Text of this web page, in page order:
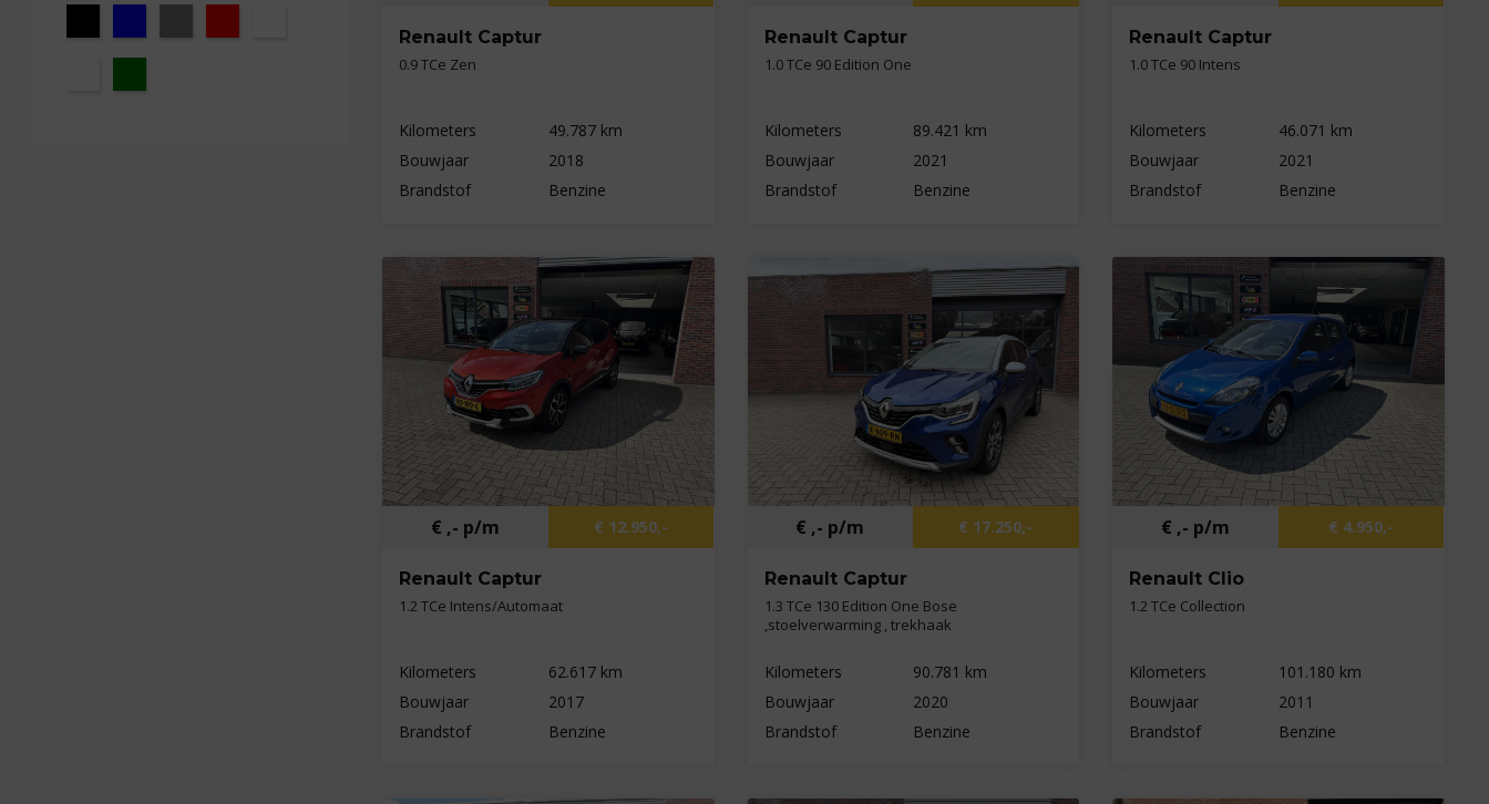
Renault Captur
0.9 TCe Zen
Kilometers
49.787 km
Bouwjaar
2018
Brandstof
Benzine
Renault Captur
1.0 TCe 90 Edition One
Kilometers
89.421 km
Bouwjaar
2021
Brandstof
Benzine
Renault Captur
1.0 TCe 90 Intens
Kilometers
46.071 km
Bouwjaar
2021
Brandstof
Benzine
€ 12.950,-
€ ,- p/m
Renault Captur
1.2 TCe Intens/Automaat
Kilometers
62.617 km
Bouwjaar
2017
Brandstof
Benzine
€ 17.250,-
€ ,- p/m
Renault Captur
1.3 TCe 130 Edition One Bose
,stoelverwarming , trekhaak
Kilometers
90.781 km
Bouwjaar
2020
Brandstof
Benzine
€ 4.950,-
€ ,- p/m
Renault Clio
1.2 TCe Collection
Kilometers
101.180 km
Bouwjaar
2011
Brandstof
Benzine